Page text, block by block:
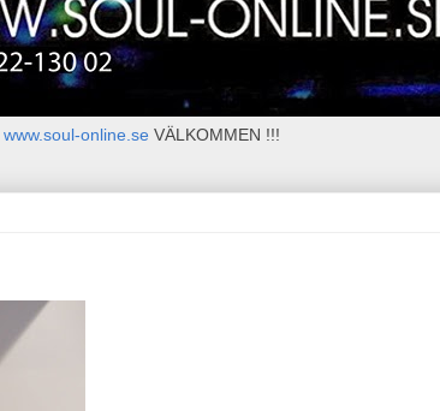
www.soul-online.se VÄLKOMMEN !!!